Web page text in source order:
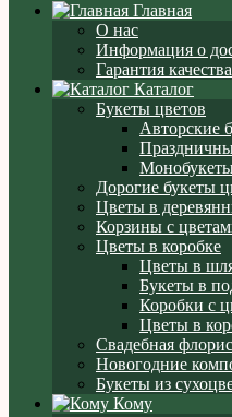
Главная
О нас
Информация о
Гарантия качества
Каталог
Букеты цветов
Авторские
Дорогие букеты
Цветы в
Корзины с
Цветы в коробке
Цветы в
Букеты в
Коробки с
Цветы в
Свадебная
Новогодние
Букеты из
Кому